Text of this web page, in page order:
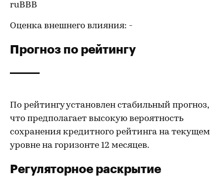
ruBBB
Оценка внешнего влияния: -
Прогноз по рейтингу
По рейтингу установлен стабильный прогноз,
что предполагает высокую вероятность
сохранения кредитного рейтинга на текущем
уровне на горизонте 12 месяцев.
Регуляторное раскрытие